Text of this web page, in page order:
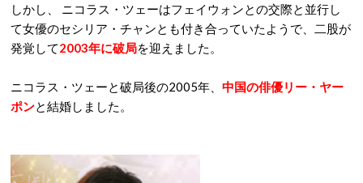
しかし、 ニコラス・ツェーはフェイウォンとの交際と並行し
て女優のセシリア・チャンとも付き合っていたようで、二股が
発覚して2003年に破局を迎えました。
ニコラス・ツェーと破局後の2005年、 中国の俳優リー・ヤー
ポンと結婚しました。